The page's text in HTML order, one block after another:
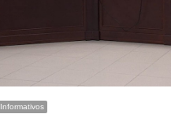
Informativos